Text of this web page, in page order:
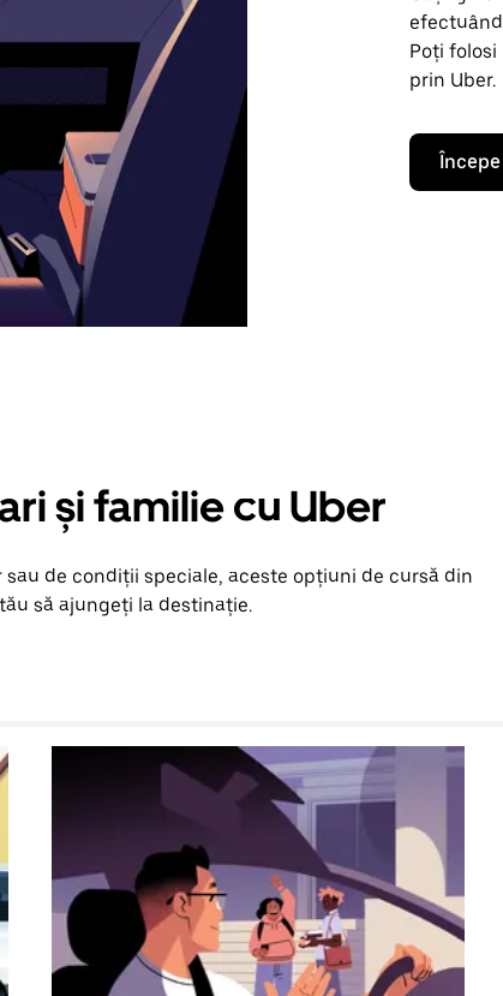
Poți
prin Uber.
Începe
și familie cu Uber
de condiții speciale, aceste opțiuni de cursă din
să ajungeți la destinație.